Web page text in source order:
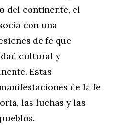
del continente, el
con una
de fe que
cultural y
Estas
de la fe
las luchas y las